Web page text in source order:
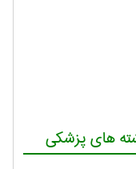
های پزشکی